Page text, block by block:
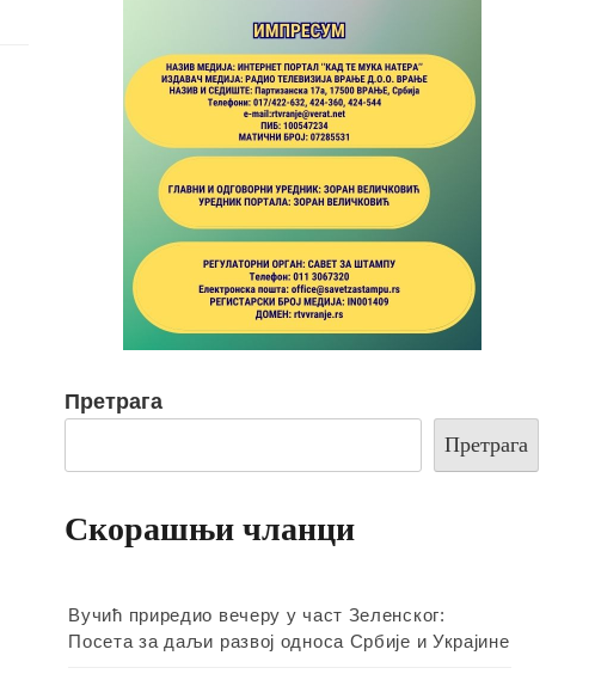
Претрага
Претрага
Скорашњи чланци
Вучић приредио вечеру у част Зеленског:
Посета за даљи развој односа Србије и Украјине